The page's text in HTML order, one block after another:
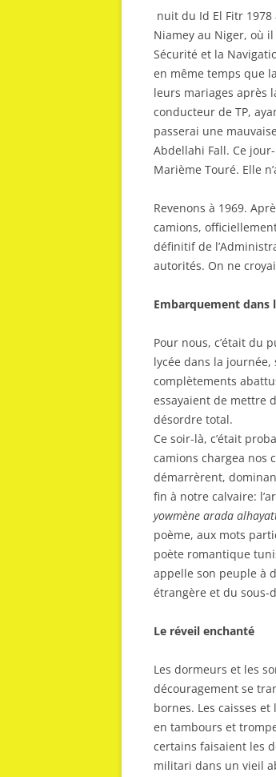
nuit du Id El Fitr
Niamey au Niger, où il
Sécurité et la
en même temps que
leurs mariages après
conducteur de TP,
passerai une
Abdellahi Fall. Ce
Marième Touré. Elle
Revenons à 1969.
camions,
définitif de
autorités. On ne
Embarquement dans
Pour nous, c’était du
lycée dans la
complètements
essayaient de mettre
désordre total.
Ce soir-là, c’était
camions chargea nos
démarrèrent,
fin à notre calvaire:
yowmène arada
poème, aux mots
poète romantique
appelle son peuple à
étrangère et du sous-
Le réveil enchanté
Les dormeurs et les
découragement se
bornes. Les caisses
en tambours et
certains faisaient les
militari dans un vieil